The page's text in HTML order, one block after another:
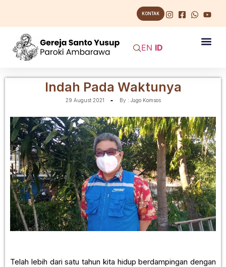
KONTAK
EN ID
Indah Pada Waktunya
29 August 2021 By : Jago Komsos
Telah lebih dari satu tahun kita hidup berdampingan dengan